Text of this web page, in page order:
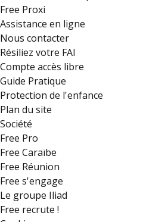
Free Proxi
Assistance en ligne
Nous contacter
Résiliez votre FAI
Compte accès libre
Guide Pratique
Protection de l'enfance
Plan du site
Société
Free Pro
Free Caraïbe
Free Réunion
Free s'engage
Le groupe Iliad
Free recrute !